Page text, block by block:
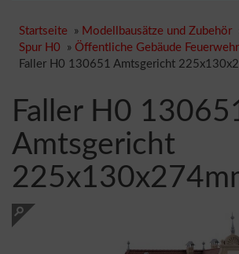
Startseite » Modellbausätze und Zubehör
Spur H0 » Öffentliche Gebäude
Faller H0 130651 Amtsgericht
Faller H0
Amtsgericht